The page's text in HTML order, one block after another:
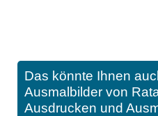
Das könnte Ihnen
Ausmalbilder von
Ausdrucken und